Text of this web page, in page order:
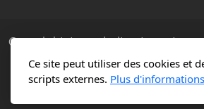
Copyright, tous droits réservés
Ce site peut utiliser des cookies et
scripts externes. Plus d'informations